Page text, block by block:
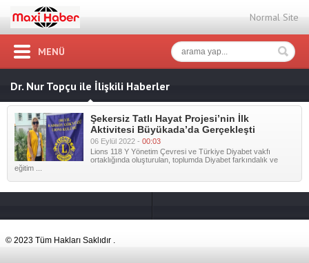
Normal Site
MENÜ
Dr. Nur Topçu ile İlişkili Haberler
Şekersiz Tatlı Hayat Projesi’nin İlk
Aktivitesi Büyükada’da Gerçekleşti
06 Eylül 2022 - 00:03
Lions 118 Y Yönetim Çevresi ve Türkiye Diyabet vakfı
ortaklığında oluşturulan, toplumda Diyabet farkındalık ve
eğitim ...
© 2023 Tüm Hakları Saklıdır .